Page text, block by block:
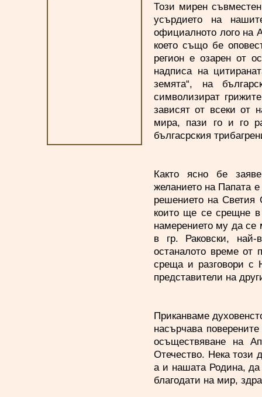
Този мирен
усърдието на
официалното лого на
което също бе
регион е озарен от
надписа на
земята“, на
символизират
зависят от всеки от
мира, пази го и го
бългасрския
Както ясно бе
желанието на Папата
решението на Светия
които ще се срещне
намерението му да се
в гр. Раковски,
останалото време от
среща и разговори с
представители на
Приканваме
насърчава
осъществяване на
Отечество. Нека този
а и нашата Родина, да
благодати на мир,